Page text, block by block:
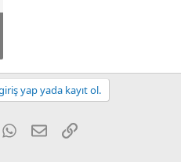
yap yada kayıt ol.
WhatsApp
E-postaLink